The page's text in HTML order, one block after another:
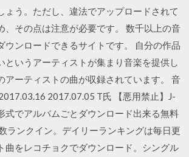
ょう。ただし、違法でアップロードされて
、その点は注意が必要です。 数千以上の音
ウンロードできるサイトです。 自分の作品
というアーティストが集まり音楽を提供し
アーティストの曲が収録されています。 音
2017.07.05 T氏 【悪用禁止】J-
式でアルバムごとダウンロード出来る無料
ランクイン。デイリーランキングは毎日更
曲をレコチョクでダウンロード。シングル